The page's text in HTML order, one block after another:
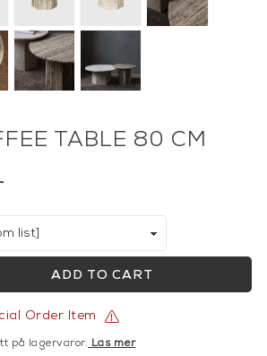
TABLE 80 CM
ADD TO CART
Order Item
på lagervaror. Läs mer